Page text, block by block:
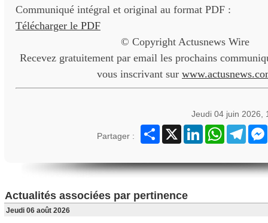
Communiqué intégral et original au format PDF :
Télécharger le PDF
© Copyright Actusnews Wire
Recevez gratuitement par email les prochains
vous inscrivant sur
Jeudi 04 juin 2026,
Partager :
Partager
X LinkedInWhatsApp
Actualités associées par pertinence
Jeudi 06 août 2026